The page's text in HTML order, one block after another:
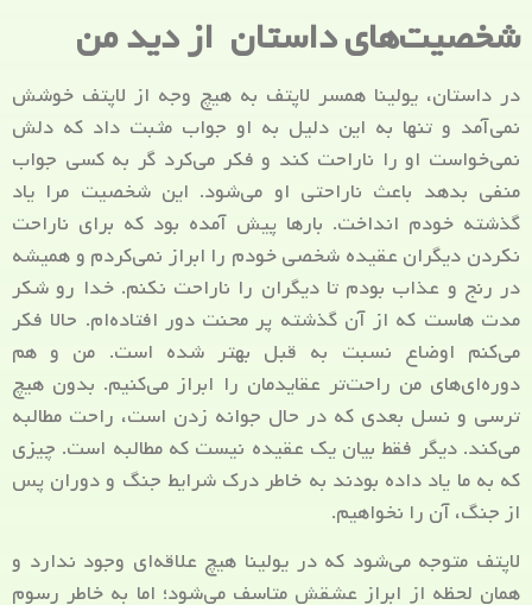
شخصیت‌های داستان از دید من
در داستان، یولینا همسر لاپتف به هیچ وجه از لاپتف خوشش
نمی‌آمد و تنها به این دلیل به او جواب مثبت داد که دلش
نمی‌خواست او را ناراحت کند و فکر می‌کرد گر به کسی جواب
منفی بدهد باعث ناراحتی او می‌شود. این شخصیت مرا یاد
گذشته خودم انداخت. بارها پیش آمده بود که برای ناراحت
نکردن دیگران عقیده شخصی خودم را ابراز نمی‌کردم و همیشه
در رنج و عذاب بودم تا دیگران را ناراحت نکنم. خدا رو شکر
مدت هاست که از آن گذشته پر محنت دور افتاده‌ام. حالا فکر
می‌کنم اوضاع نسبت به قبل بهتر شده است. من و هم
دوره‌ای‌های من راحت‌تر عقایدمان را ابراز می‌کنیم. بدون هیچ
ترسی و نسل بعدی که در حال جوانه زدن است، راحت مطالبه
می‌کند. دیگر فقط بیان یک عقیده نیست که مطالبه است. چیزی
که به ما یاد داده بودند به خاطر درک شرایط جنگ و دوران پس
از جنگ، آن را نخواهیم.
لاپتف متوجه می‌شود که در یولینا هیچ علاقه‌ای وجود ندارد و
همان لحظه از ابراز عشقش متاسف می‌شود؛ اما به خاطر رسوم